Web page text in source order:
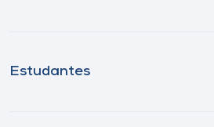
Estudantes